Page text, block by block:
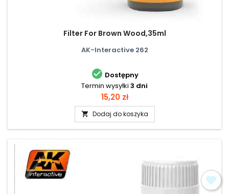
Filter For Brown Wood,35ml
AK-Interactive 262
 Dostępny
Termin wysyłki 3 dni
Cena
15,20 zł
 Dodaj do koszyka